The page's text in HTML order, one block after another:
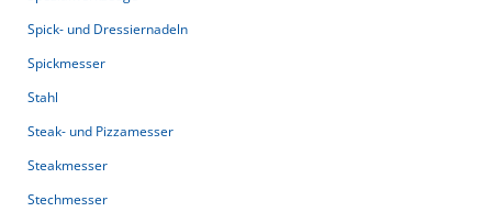
Spick- und Dressiernadeln
Spickmesser
Stahl
Steak- und Pizzamesser
Steakmesser
Stechmesser